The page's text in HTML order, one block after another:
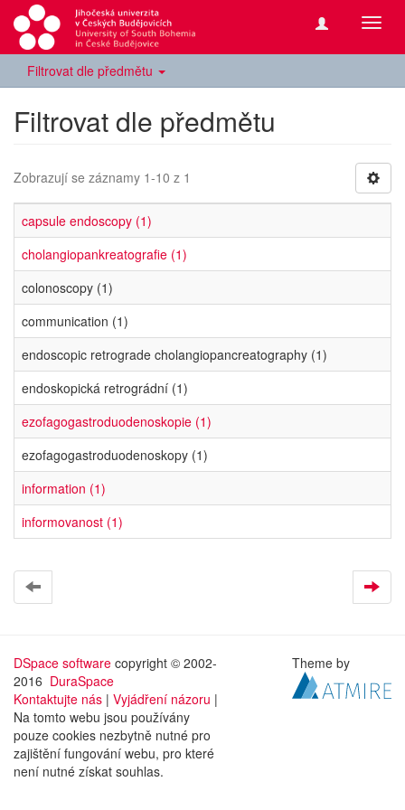
Filtrovat dle předmětu
Filtrovat dle předmětu
Zobrazují se záznamy 1-10 z 1
capsule endoscopy (1)
cholangiopankreatografie (1)
colonoscopy (1)
communication (1)
endoscopic retrograde cholangiopancreatography (1)
endoskopická retrográdní (1)
ezofagogastroduodenoskopie (1)
ezofagogastroduodenoskopy (1)
information (1)
informovanost (1)
DSpace software copyright © 2002-
2016 DuraSpace
Kontaktujte nás | Vyjádření názoru |
Na tomto webu jsou používány
pouze cookies nezbytně nutné pro
zajištění fungování webu, pro které
není nutné získat souhlas.
Theme by